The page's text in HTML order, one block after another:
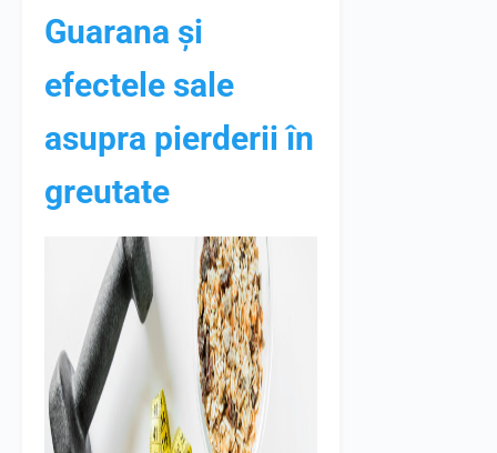
Guarana și
efectele sale
asupra pierderii în
greutate